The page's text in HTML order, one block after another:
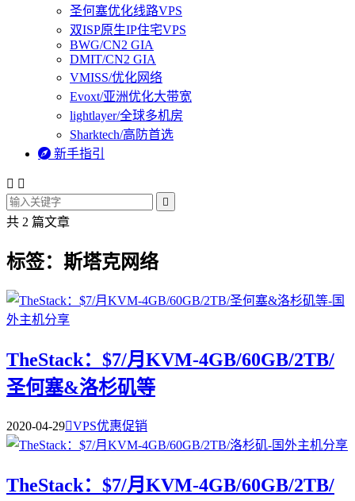
圣何塞优化线路VPS
双ISP原生IP住宅VPS
BWG/CN2 GIA
DMIT/CN2 GIA
VMISS/优化网络
Evoxt/亚洲优化大带宽
lightlayer/全球多机房
Sharktech/高防首选
 新手指引
 

共 2 篇文章
标签：斯塔克网络
TheStack：$7/月KVM-4GB/60GB/2TB/
圣何塞&洛杉矶等
2020-04-29VPS优惠促销
TheStack：$7/月KVM-4GB/60GB/2TB/